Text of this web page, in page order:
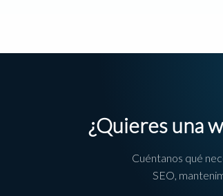
¿Quieres una
Cuéntanos qué
SEO,